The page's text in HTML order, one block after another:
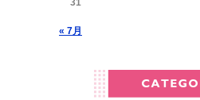
31
« 7月